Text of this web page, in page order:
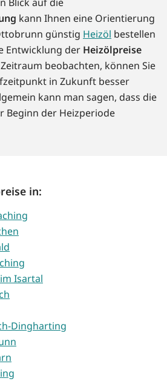
kann Ihnen eine Orientierung
günstig Heizöl bestellen
Entwicklung der Heizölpreise
beobachten, können Sie
in Zukunft besser
kann man sagen, dass die
Beginn der Heizperiode
in:
Isartal
Dingharting